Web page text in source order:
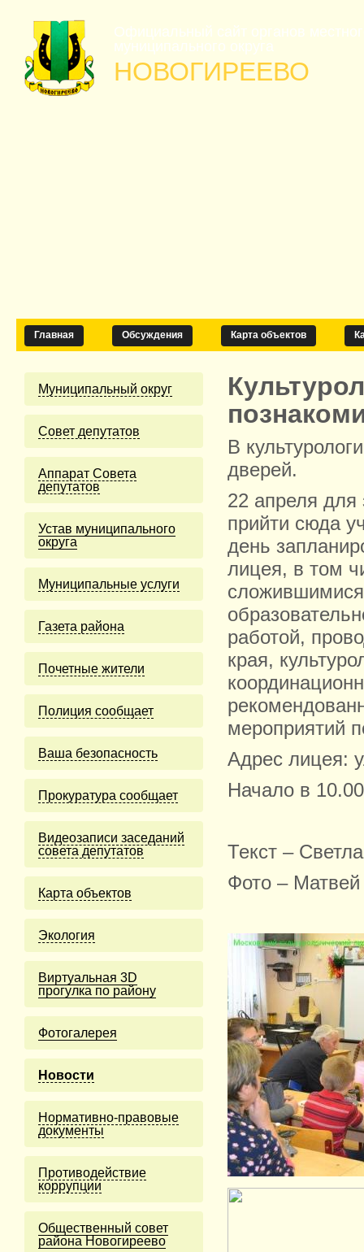
Официальный сайт органов
муниципального округа
НОВОГИРЕЕВО
Главная Обсуждения Карта объектов
Муниципальный округ
Cовет депутатов
Аппарат Совета
депутатов
Устав муниципального
округа
Муниципальные услуги
Газета района
Почетные жители
Полиция сообщает
Ваша безопасность
Прокуратура сообщает
Видеозаписи заседаний
совета депутатов
Карта объектов
Экология
Виртуальная 3D
прогулка по району
Фотогалерея
Новости
Нормативно-правовые
документы
Противодействие
коррупции
Общественный совет
района Новогиреево
В
дверей.
22 апреля для
прийти сюда
день
лицея, в том
работой,
края,
мероприятий
Адрес лицея:
Начало в
Текст –
Фото –